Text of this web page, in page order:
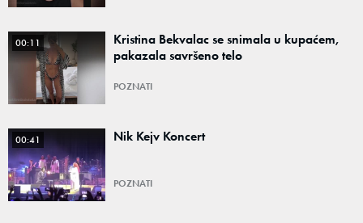
00:11
Kristina Bekvalac se snimala u kupaćem,
pakazala savršeno telo
POZNATI
00:41 Nik Kejv Koncert
POZNATI